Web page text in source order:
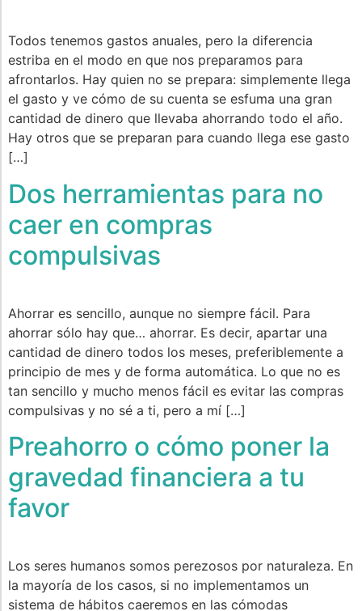
Todos tenemos gastos anuales, pero la diferencia
estriba en el modo en que nos preparamos para
afrontarlos. Hay quien no se prepara: simplemente llega
el gasto y ve cómo de su cuenta se esfuma una gran
cantidad de dinero que llevaba ahorrando todo el año.
Hay otros que se preparan para cuando llega ese gasto
[…]
Dos herramientas para no
caer en compras
compulsivas
Ahorrar es sencillo, aunque no siempre fácil. Para
ahorrar sólo hay que… ahorrar. Es decir, apartar una
cantidad de dinero todos los meses, preferiblemente a
principio de mes y de forma automática. Lo que no es
tan sencillo y mucho menos fácil es evitar las compras
compulsivas y no sé a ti, pero a mí […]
Preahorro o cómo poner la
gravedad financiera a tu
favor
Los seres humanos somos perezosos por naturaleza. En
la mayoría de los casos, si no implementamos un
sistema de hábitos caeremos en las cómodas